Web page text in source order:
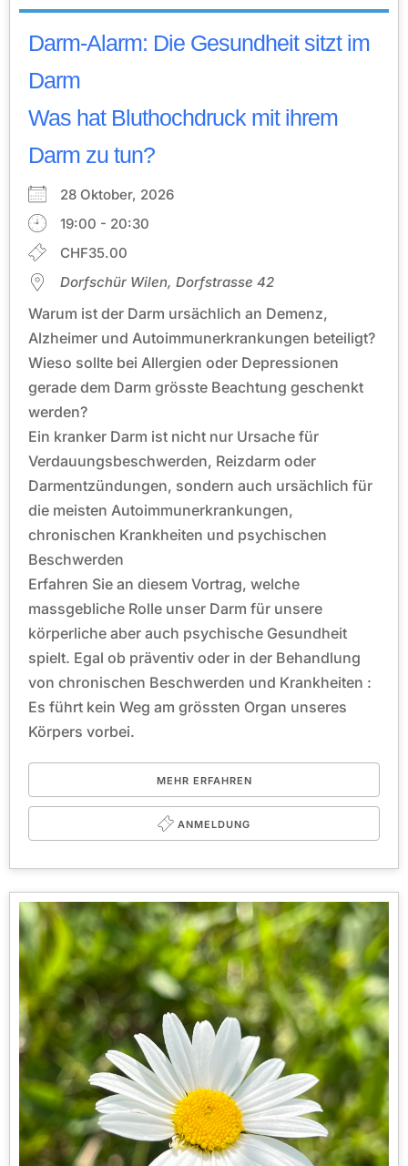
Darm-Alarm: Die Gesundheit sitzt im
Darm
Was hat Bluthochdruck mit ihrem
Darm zu tun?
28 Oktober, 2026
19:00 - 20:30
CHF35.00
Dorfschür Wilen, Dorfstrasse 42
Warum ist der Darm ursächlich an Demenz,
Alzheimer und Autoimmunerkrankungen beteiligt?
Wieso sollte bei Allergien oder Depressionen
gerade dem Darm grösste Beachtung geschenkt
werden?
Ein kranker Darm ist nicht nur Ursache für
Verdauungsbeschwerden, Reizdarm oder
Darmentzündungen, sondern auch ursächlich für
die meisten Autoimmunerkrankungen,
chronischen Krankheiten und psychischen
Beschwerden
Erfahren Sie an diesem Vortrag, welche
massgebliche Rolle unser Darm für unsere
körperliche aber auch psychische Gesundheit
spielt. Egal ob präventiv oder in der Behandlung
von chronischen Beschwerden und Krankheiten :
Es führt kein Weg am grössten Organ unseres
Körpers vorbei.
MEHR ERFAHREN
ANMELDUNG